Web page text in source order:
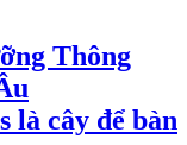
Thông
là cây để bàn